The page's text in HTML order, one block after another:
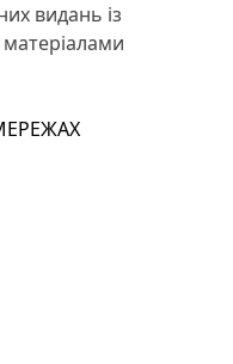
видань із